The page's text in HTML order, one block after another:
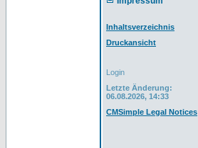
Inhaltsverzeichnis
Druckansicht
Login
Letzte Änderung:
06.08.2026, 14:33
CMSimple Legal Notices